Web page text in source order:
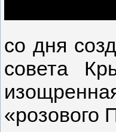
со дня
совета
«розового